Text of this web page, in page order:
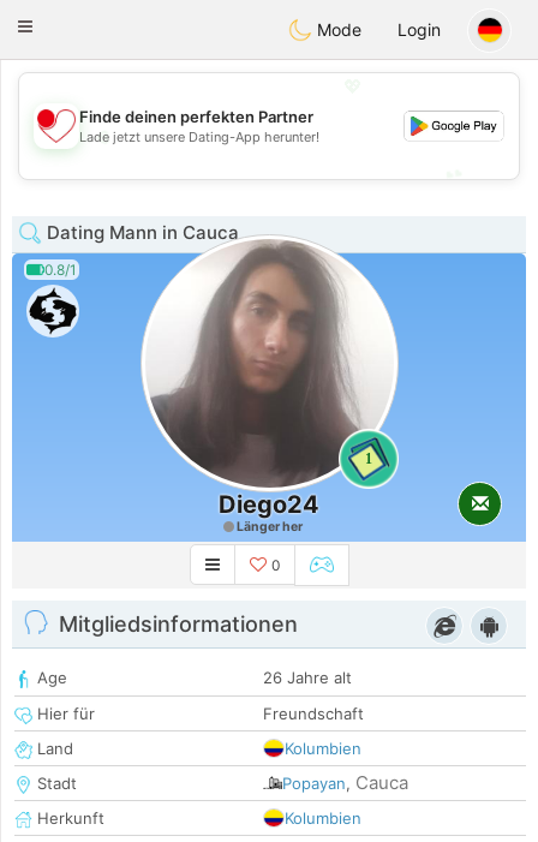
Chat
Toggle
Mode Login
💖
💕
Finde deinen perfekten Partner
Lade jetzt unsere Dating-App herunter!
Dating Mann in Cauca
0.8/1
1
Diego24
Länger her
0
Mitgliedsinformationen
Age
26 Jahre alt
Hier für
Freundschaft
Land
Kolumbien
Stadt
Popayan, Cauca
Herkunft
Kolumbien